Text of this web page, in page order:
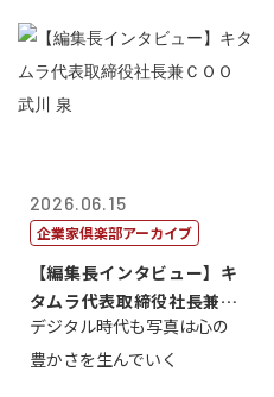
2026.06.15
企業家倶楽部アーカイブ
【編集長インタビュー】キ
タムラ代表取締役社長兼Ｃ
ＯＯ 武川 ...
デジタル時代も写真は心の
豊かさを生んでいく